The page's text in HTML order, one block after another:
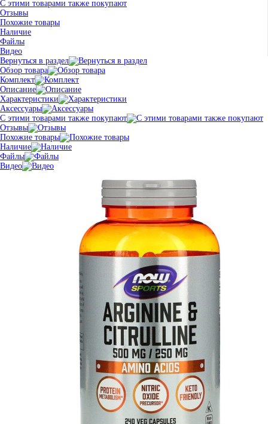
С этими товарами также покупают
Отзывы
Похожие товары
Наличие
Файлы
Видео
Вернуться в раздел
Обзор товара
Комплект
Описание
Характеристики
Аксессуары
С этими товарами также покупают
Отзывы
Похожие товары
Наличие
Файлы
Видео